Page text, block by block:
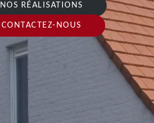
NOS RÉALISATIONS
CONTACTEZ-NOUS